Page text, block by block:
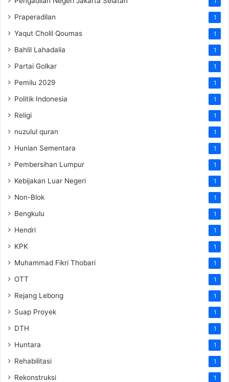
Praperadilan 1
Yaqut Cholil Qoumas 1
Bahlil Lahadalia 1
Partai Golkar 1
Pemilu 2029 1
Politik Indonesia 1
Religi 1
nuzulul quran 1
Hunian Sementara 1
Pembersihan Lumpur 1
Kebijakan Luar Negeri 1
Non-Blok 1
Bengkulu 1
Hendri 1
KPK 1
Muhammad Fikri Thobari 1
OTT 1
Rejang Lebong 1
Suap Proyek 1
DTH 1
Huntara 1
Rehabilitasi 1
Rekonstruksi 1